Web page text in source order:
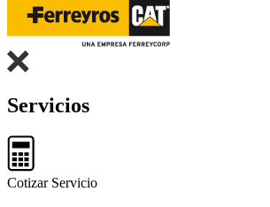
Servicios
Cotizar Servicio